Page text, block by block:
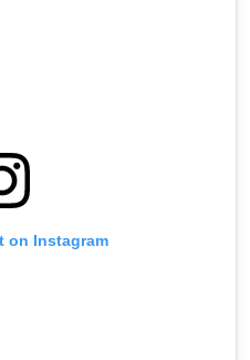
on Instagram